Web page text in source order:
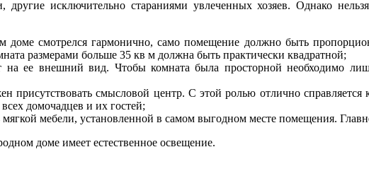
исключительно стараниями увлеченных хозяев. Однако
доме смотрелся гармонично, само помещение должно быть
размерами больше 35 кв м должна быть практически квадратной;
ее внешний вид. Чтобы комната была просторной необходимо
присутствовать смысловой центр. С этой ролью отлично
домочадцев и их гостей;
мебели, установленной в самом выгодном месте помещения.
доме имеет естественное освещение.